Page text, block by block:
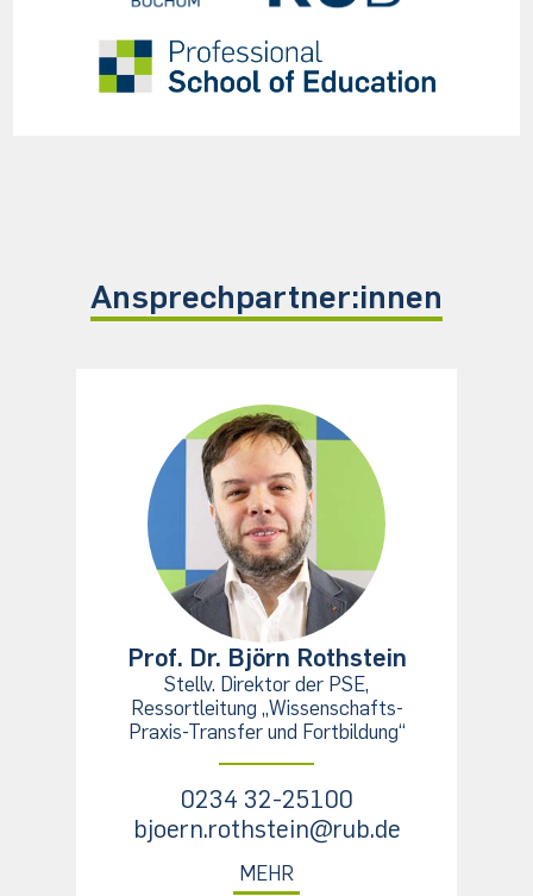
Ansprechpartner:innen
Prof. Dr. Björn Rothstein
Stellv. Direktor der PSE,
Ressortleitung „Wissenschafts-
Praxis-Transfer und Fortbildung“
0234 32-25100
bjoern.rothstein@rub.de
MEHR